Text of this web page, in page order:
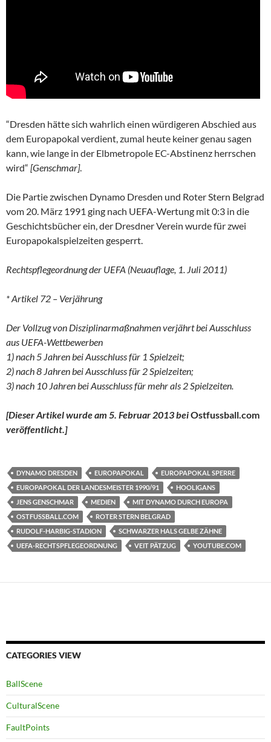
“Dresden hätte sich wahrlich einen würdigeren Abschied aus
dem Europapokal verdient, zumal heute keiner genau sagen
kann, wie lange in der Elbmetropole EC-Abstinenz herrschen
wird“ [Genschmar].
Die Partie zwischen Dynamo Dresden und Roter Stern Belgrad
vom 20. März 1991 ging nach UEFA-Wertung mit 0:3 in die
Geschichtsbücher ein, der Dresdner Verein wurde für zwei
Europapokalspielzeiten gesperrt.
Rechtspflegeordnung der UEFA (Neuauflage, 1. Juli 2011)
* Artikel 72 – Verjährung
Der Vollzug von Disziplinarmaßnahmen verjährt bei Ausschluss
aus UEFA-Wettbewerben
1) nach 5 Jahren bei Ausschluss für 1 Spielzeit;
2) nach 8 Jahren bei Ausschluss für 2 Spielzeiten;
3) nach 10 Jahren bei Ausschluss für mehr als 2 Spielzeiten.
[Dieser Artikel wurde am 5. Februar 2013 beiOstfussball.com
veröffentlicht.]
DYNAMO DRESDEN EUROPAPOKAL
EUROPAPOKAL SPERRE
EUROPAPOKAL DER LANDESMEISTER 1990/91
HOOLIGANS
JENS GENSCHMAR
MEDIEN
MIT DYNAMO DURCH EUROPA
OSTFUSSBALL.COM
ROTER STERN BELGRAD
RUDOLF-HARBIG-STADION
SCHWARZER HALS GELBE ZÄHNE
UEFA-RECHTSPFLEGEORDNUNG
VEIT PÄTZUG YOUTUBE.COM
CATEGORIES VIEW
BallScene
CulturalScene
FaultPoints